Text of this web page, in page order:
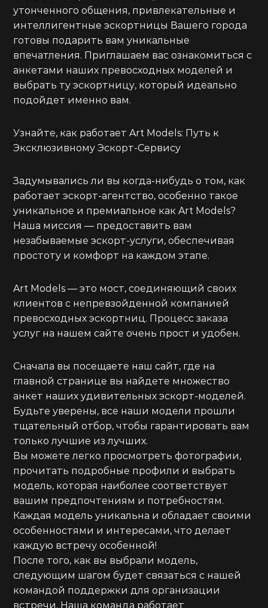
утонченного общения, привлекательные и
интеллигентные эскортницы Вашего города
готовы подарить вам уникальные
впечатления. Приглашаем вас ознакомиться с
анкетами наших превосходных моделей и
выбрать ту эскортницу, который идеально
подойдет именно вам.
Узнайте, как работает Art Models: Путь к
Эксклюзивному Эскорт-Сервису
Задумывались ли вы когда-нибудь о том, как
работает эскорт-агентство, особенно такое
уникальное и премиальное как Art Models?
Наша миссия — предоставить вам
незабываемые эскорт-услуги, обеспечивая
простоту и комфорт на каждом этапе.
Art Models — это мост, соединяющий своих
клиентов с непревзойденной компанией
превосходных эскортниц. Процесс заказа
услуг на нашем сайте очень прост и удобен.
Сначала вы посещаете наш сайт, где на
главной странице вы найдете множество
анкет наших удивительных эскорт-моделей.
Будьте уверены, все наши модели прошли
тщательный отбор, чтобы гарантировать вам
только лучшие из лучших.
Вы можете легко просмотреть фотографии,
прочитать подробные профили и выбрать
модель, которая наиболее соответствует
вашим предпочтениям и потребностям.
Каждая модель уникальна и обладает своими
особенностями и интересами, что делает
каждую встречу особенной!
После того, как вы выбрали модель,
следующим шагом будет связаться с нашей
командой поддержки для организации
встречи. Наша команда работает